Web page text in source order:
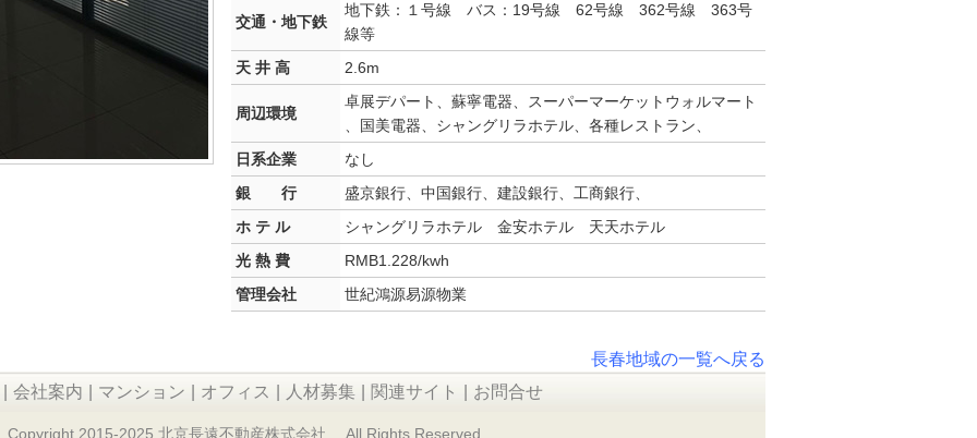
交通・地下鉄
地下鉄：１号線 バス：19号線 62号線 362号線 363号
線等
天 井 高
2.6m
周辺環境
卓展デパート、蘇寧電器、スーパーマーケットウォルマート
、国美電器、シャングリラホテル、各種レストラン、
日系企業
なし
銀 行
盛京銀行、中国銀行、建設銀行、工商銀行、
ホ テ ル
シャングリラホテル 金安ホテル 天天ホテル
光 熱 費
RMB1.228/kwh
管理会社
世紀鴻源易源物業
長春地域の一覧へ戻る
会社案内 マンション オフィス 人材募集 関連サイト お問合せ
Copyright 2015-2025 北京長遠不動産株式会社 All Rights Reserved